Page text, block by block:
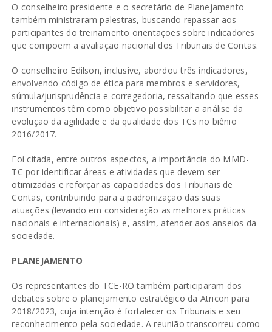
O conselheiro presidente e o secretário de Planejamento
também ministraram palestras, buscando repassar aos
participantes do treinamento orientações sobre indicadores
que compõem a avaliação nacional dos Tribunais de Contas.
O conselheiro Edilson, inclusive, abordou três indicadores,
envolvendo código de ética para membros e servidores,
súmula/jurisprudência e corregedoria, ressaltando que esses
instrumentos têm como objetivo possibilitar a análise da
evolução da agilidade e da qualidade dos TCs no biênio
2016/2017.
Foi citada, entre outros aspectos, a importância do MMD-
TC por identificar áreas e atividades que devem ser
otimizadas e reforçar as capacidades dos Tribunais de
Contas, contribuindo para a padronização das suas
atuações (levando em consideração as melhores práticas
nacionais e internacionais) e, assim, atender aos anseios da
sociedade.
PLANEJAMENTO
Os representantes do TCE-RO também participaram dos
debates sobre o planejamento estratégico da Atricon para
2018/2023, cuja intenção é fortalecer os Tribunais e seu
reconhecimento pela sociedade. A reunião transcorreu como